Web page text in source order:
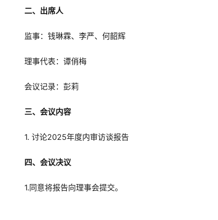
二、出席人
监事：钱琳霖、李严、何韶辉
理事代表：谭俏梅
会议记录：彭莉
三、会议内容
1. 讨论2025年度内审访谈报告
四、会议决议
1.同意将报告向理事会提交。